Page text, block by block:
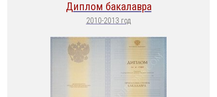
Диплом бакалавра
2010-2013 год